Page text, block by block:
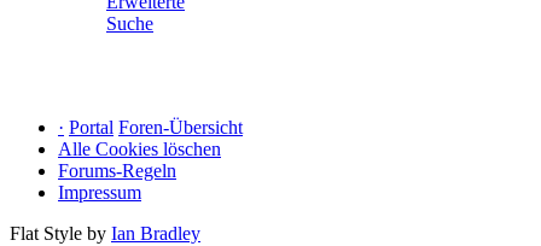
Suche
· Portal Foren-Übersicht
Alle Cookies löschen
Forums-Regeln
Impressum
Flat Style by Ian Bradley